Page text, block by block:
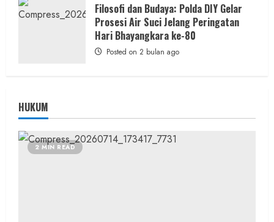
Filosofi dan Budaya: Polda DIY Gelar
Prosesi Air Suci Jelang Peringatan
Hari Bhayangkara ke-80
Posted on 2 bulan ago
HUKUM
2 MIN READ